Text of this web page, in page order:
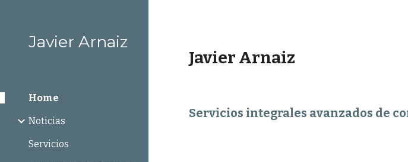
Javier Arnaiz
Home
Noticias
Servicios
Javier Arnaiz
Servicios integrales avanzados de